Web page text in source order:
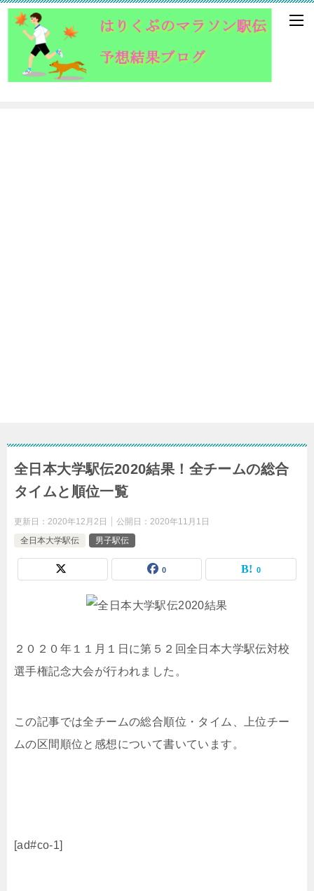
全日本大学駅伝2020結果！全チームの総合
タイムと順位一覧
更新日： 2020年12月2日 公開日： 2020年11月1日
全日本大学駅伝
男子駅伝
0 0
２０２０年１１月１日に第５２回全日本大学駅伝対校
選手権記念大会が行われました。
この記事では全チームの総合順位・タイム、上位チー
ムの区間順位と感想について書いています。
[ad#co-1]